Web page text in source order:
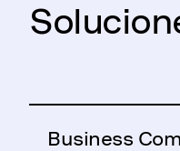
Business